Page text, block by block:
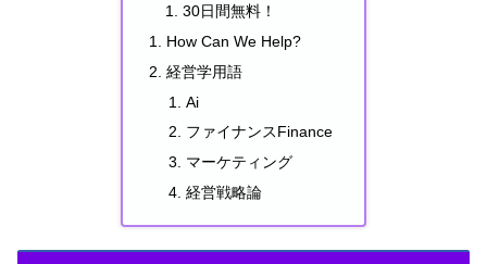
30日間無料！
How Can We Help?
経営学用語
Ai
ファイナンスFinance
マーケティング
経営戦略論